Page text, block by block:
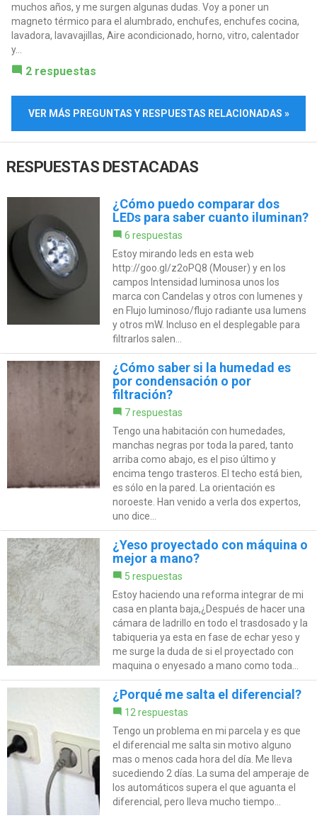
muchos años, y me surgen algunas dudas. Voy a poner un
magneto térmico para el alumbrado, enchufes, enchufes cocina,
lavadora, lavavajillas, Aire acondicionado, horno, vitro, calentador
y...
2 respuestas
VER MÁS PREGUNTAS Y RESPUESTAS RELACIONADAS »
RESPUESTAS DESTACADAS
¿Cómo puedo comparar dos
LEDs para saber cuanto iluminan?
6 respuestas
Estoy mirando leds en esta web
http://goo.gl/z2oPQ8 (Mouser) y en los
campos Intensidad luminosa unos los
marca con Candelas y otros con lumenes y
en Flujo luminoso/flujo radiante usa lumens
y otros mW. Incluso en el desplegable para
filtrarlos salen...
¿Cómo saber si la humedad es
por condensación o por
filtración?
7 respuestas
Tengo una habitación con humedades,
manchas negras por toda la pared, tanto
arriba como abajo, es el piso último y
encima tengo trasteros. El techo está bien,
es sólo en la pared. La orientación es
noroeste. Han venido a verla dos expertos,
uno dice...
¿Yeso proyectado con máquina o
mejor a mano?
5 respuestas
Estoy haciendo una reforma integrar de mi
casa en planta baja,¿Después de hacer una
cámara de ladrillo en todo el trasdosado y la
tabiqueria ya esta en fase de echar yeso y
me surge la duda de si el proyectado con
maquina o enyesado a mano como toda...
¿Porqué me salta el diferencial?
12 respuestas
Tengo un problema en mi parcela y es que
el diferencial me salta sin motivo alguno
mas o menos cada hora del día. Me lleva
sucediendo 2 días. La suma del amperaje de
los automáticos supera el que aguanta el
diferencial, pero lleva mucho tiempo...